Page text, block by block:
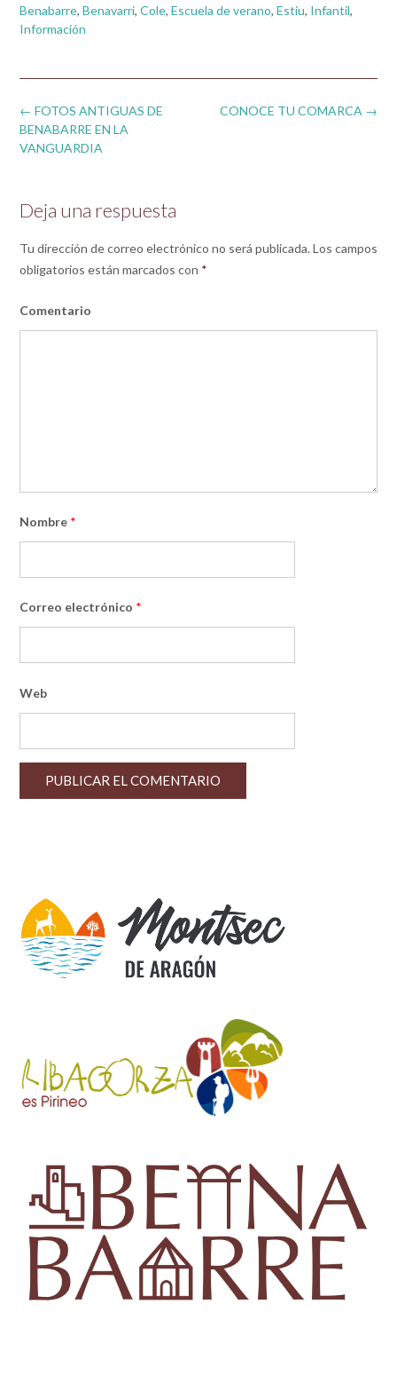
Benabarre, Benavarri, Cole, Escuela de verano, Estiu, Infantil,
Información
Post
navigation
CONOCE TU COMARCA →
← FOTOS ANTIGUAS DE
BENABARRE EN LA
VANGUARDIA
Deja una respuesta
Tu dirección de correo electrónico no será publicada. Los campos
obligatorios están marcados con *
Comentario
Nombre *
Correo electrónico *
Web